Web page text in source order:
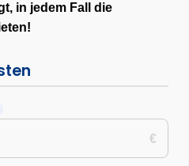
in jedem Fall die
€